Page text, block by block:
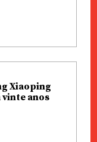
Xiaoping
anos